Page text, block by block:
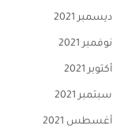
ديسمبر 2021
نوفمبر 2021
أكتوبر 2021
سبتمبر 2021
أغسطس 2021